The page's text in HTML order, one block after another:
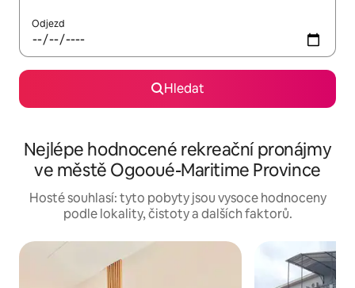
Odjezd
Hledat
Nejlépe hodnocené rekreační pronájmy
ve městě Ogooué-Maritime Province
Hosté souhlasí: tyto pobyty jsou vysoce hodnoceny
podle lokality, čistoty a dalších faktorů.